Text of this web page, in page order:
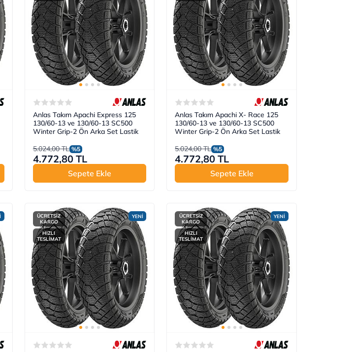
Anlas Takım Apachi Express 125
130/60-13 ve 130/60-13 SC500
Winter Grip-2 Ön Arka Set Lastik
5.024,00 TL %5
4.772,80 TL
Sepete Ekle
Anlas Takım Apachi X- Race 125
130/60-13 ve 130/60-13 SC500
Winter Grip-2 Ön Arka Set Lastik
5.024,00 TL %5
4.772,80 TL
Sepete Ekle
YENİ
ÜCRETSİZ
KARGO
HIZLI
TESLİMAT
YENİ
ÜCRETSİZ
KARGO
HIZLI
TESLİMAT